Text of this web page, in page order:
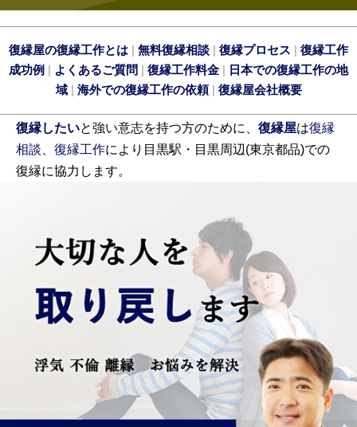
復縁屋の復縁工作とは | 無料復縁相談 | 復縁プロセス | 復縁工作
成功例 | よくあるご質問 | 復縁工作料金 | 日本での復縁工作の地
域| 海外での復縁工作の依頼| 復縁屋会社概要
復縁したいと強い意志を持つ方のために、 復縁屋は復縁
相談
復縁工作により目黒駅・目黒周辺(東京都品)での
復縁に協力します。